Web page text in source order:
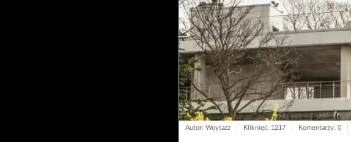
Autor: Woytazz Kliknięć: 1217 Komentarzy: 0